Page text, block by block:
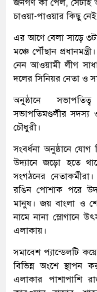
জনগণ কী পেল, সেটাই
চাওয়া-পাওয়ার কিছু
এর আগে বেলা সাড়ে
মঞ্চে পৌঁছান
নেন আওয়ামী লীগ
দলের সিনিয়র নেতা ও
অনুষ্ঠানে
সভাপতিমণ্ডলীর সদস্য
চৌধুরী।
সংবর্ধনা অনুষ্ঠানে
উদ্যানে জড়ো হতে
সংগঠনের
রঙিন পোশাক পরে
মানুষ। জয় বাংলা ও
নামে নানা স্লোগানে
এলাকায়।
সমাবেশ প্যান্ডেলটি
বিভিন্ন অংশে স্থাপন
এলাকার পাশাপাশি